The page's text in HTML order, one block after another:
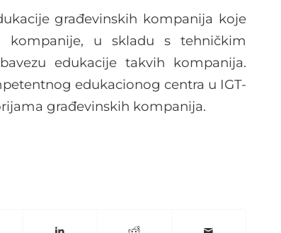
građevinskih kompanija koje
kompanije, u skladu s tehničkim
edukacije takvih kompanija.
edukacionog centra u IGT-
građevinskih kompanija.